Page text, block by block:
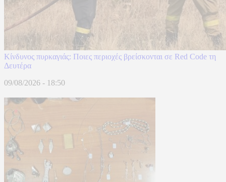
Κίνδυνος πυρκαγιάς: Ποιες περιοχές βρείσκονται σε Red Code τη
Δευτέρα
09/08/2026 - 18:50